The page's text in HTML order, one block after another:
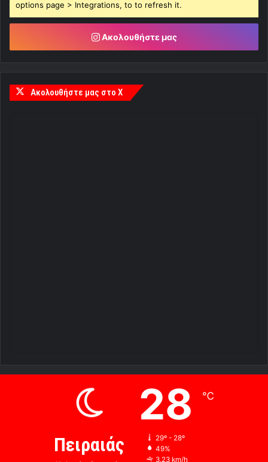
options page > Integrations, to to refresh it.
Ακολουθήστε μας
Ακολουθήστε μας στο X
Πειραιάς
28 ℃
29º - 28º
49%
3.23 km/h